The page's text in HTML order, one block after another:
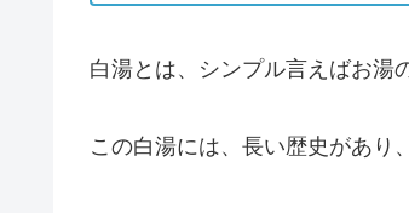
白湯とは、シンプル言えばお湯
この白湯には、長い歴史があり